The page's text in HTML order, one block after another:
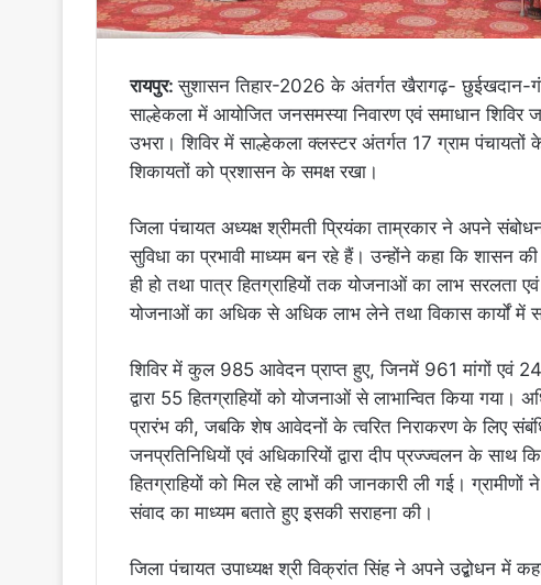
​रायपुर:सुशासन तिहार-2026 के अंतर्गत खैरागढ़- छुईखदान-
साल्हेकला में आयोजित जनसमस्या निवारण एवं समाधान
उभरा। शिविर में साल्हेकला क्लस्टर अंतर्गत 17 ग्राम
शिकायतों को प्रशासन के समक्ष रखा।
जिला पंचायत अध्यक्ष श्रीमती प्रियंका ताम्रकार ने अपने
सुविधा का प्रभावी माध्यम बन रहे हैं। उन्होंने कहा कि शासन
ही हो तथा पात्र हितग्राहियों तक योजनाओं का लाभ सरलता
योजनाओं का अधिक से अधिक लाभ लेने तथा विकास कार्यों में
शिविर में कुल 985 आवेदन प्राप्त हुए, जिनमें 961 मांगों एवं
द्वारा 55 हितग्राहियों को योजनाओं से लाभान्वित किया गया।
प्रारंभ की, जबकि शेष आवेदनों के त्वरित निराकरण के लिए
जनप्रतिनिधियों एवं अधिकारियों द्वारा दीप प्रज्ज्वलन के साथ
हितग्राहियों को मिल रहे लाभों की जानकारी ली गई।
संवाद का माध्यम बताते हुए इसकी सराहना की।
जिला पंचायत उपाध्यक्ष श्री विक्रांत सिंह ने अपने उद्बोधन